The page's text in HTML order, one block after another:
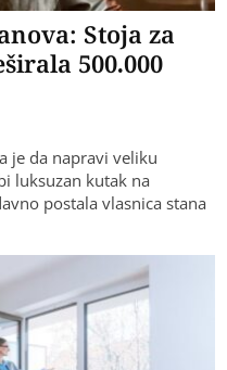
Stoja za
500.000
je da napravi veliku
luksuzan kutak na
postala vlasnica stana